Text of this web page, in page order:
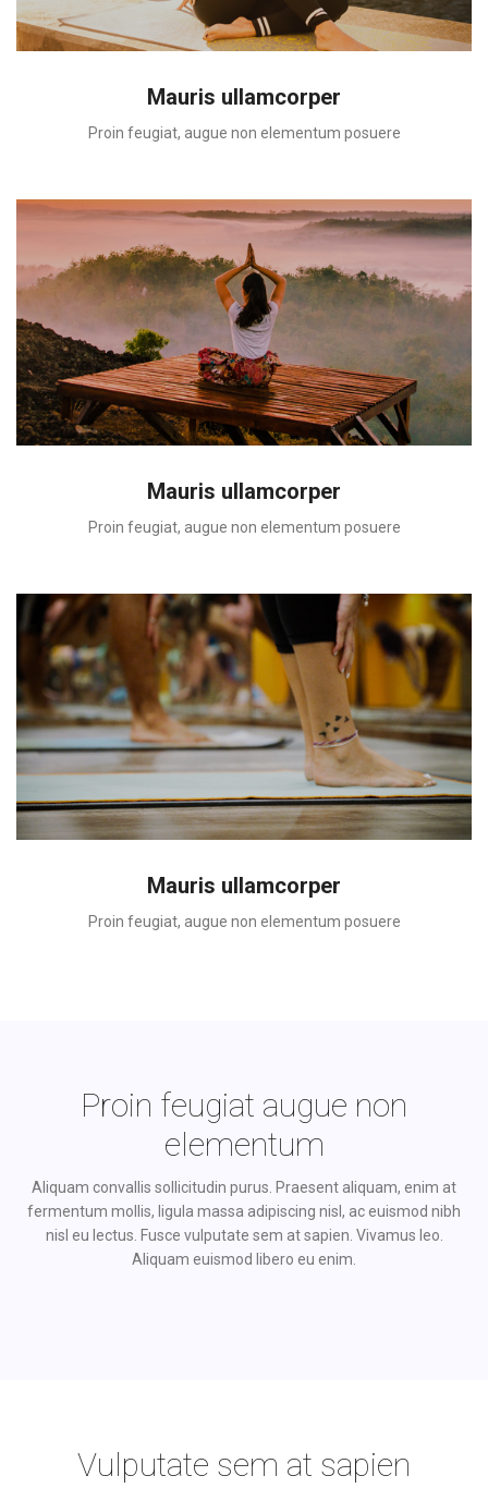
Mauris ullamcorper
Proin feugiat, augue non elementum posuere
Mauris ullamcorper
Proin feugiat, augue non elementum posuere
Mauris ullamcorper
Proin feugiat, augue non elementum posuere
Proin feugiat augue non
elementum
Aliquam convallis sollicitudin purus. Praesent aliquam, enim at
fermentum mollis, ligula massa adipiscing nisl, ac euismod nibh
nisl eu lectus. Fusce vulputate sem at sapien. Vivamus leo.
Aliquam euismod libero eu enim.
Vulputate sem at sapien